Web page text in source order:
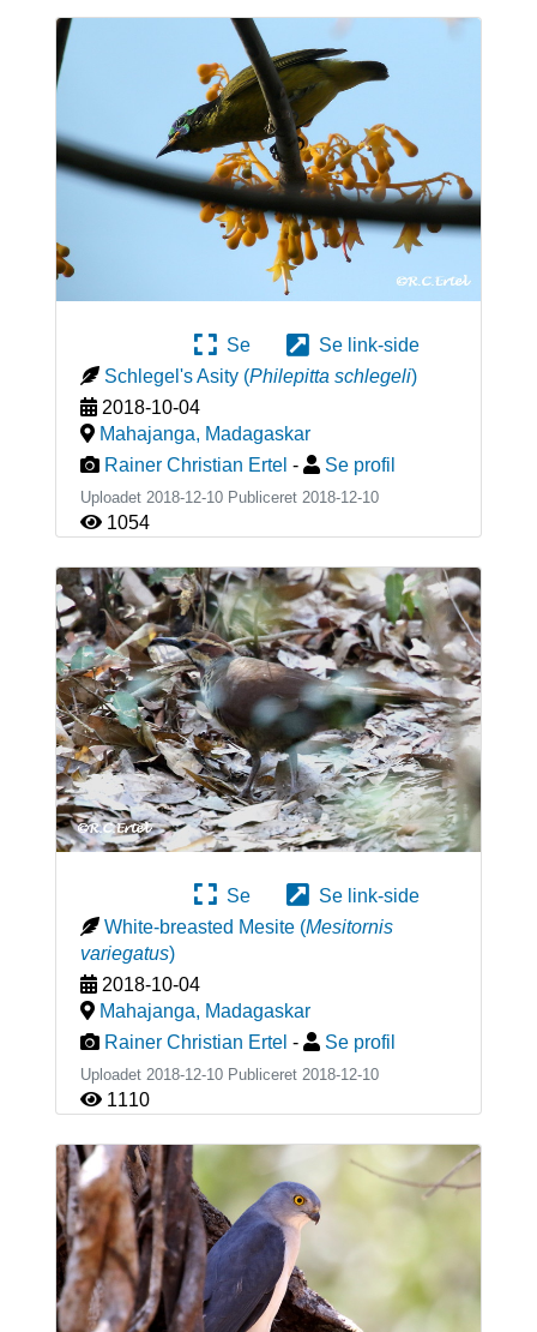
Se
Se link-side
Schlegel's Asity (Philepitta schlegeli)
2018-10-04
Mahajanga, Madagaskar
Rainer Christian Ertel - Se profil
Uploadet 2018-12-10 Publiceret 2018-12-10
1054
Se
Se link-side
White-breasted Mesite (Mesitornis
variegatus)
2018-10-04
Mahajanga, Madagaskar
Rainer Christian Ertel - Se profil
Uploadet 2018-12-10 Publiceret 2018-12-10
1110